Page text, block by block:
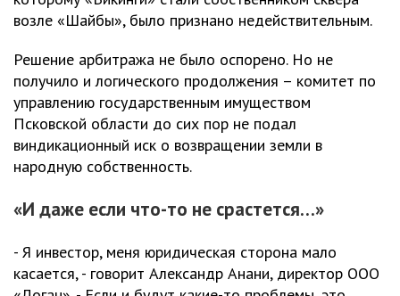
возле «Шайбы», было признано недействительным.
Решение арбитража не было оспорено. Но не
получило и логического продолжения – комитет по
управлению государственным имуществом
Псковской области до сих пор не подал
виндикационный иск о возвращении земли в
народную собственность.
«И даже если что-то не срастется…»
- Я инвестор, меня юридическая сторона мало
касается, - говорит Александр Анани, директор ООО